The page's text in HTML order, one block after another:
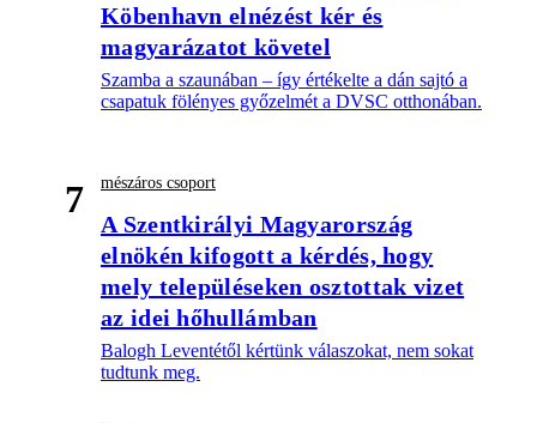
Köbenhavn elnézést kér és
magyarázatot követel
Szamba a szaunában – így értékelte a dán sajtó a
csapatuk fölényes győzelmét a DVSC otthonában.
7 mészáros csoport
A Szentkirályi Magyarország
elnökén kifogott a kérdés, hogy
mely településeken osztottak vizet
az idei hőhullámban
Balogh Leventétől kértünk válaszokat, nem sokat
tudtunk meg.